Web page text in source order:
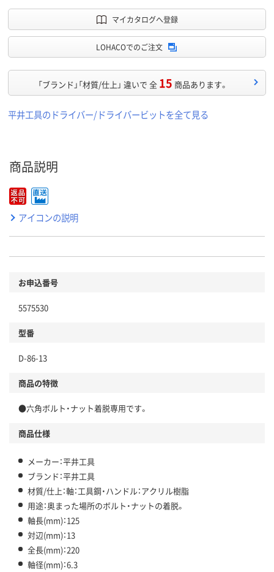
マイカタログへ登録
LOHACOでのご注文
「ブランド」「材質/仕上」 違いで 全 15 商品あります。
平井工具のドライバー/ドライバービットを全て見る
商品説明
アイコンの説明
お申込番号
5575530
型番
D-86-13
商品の特徴
●六角ボルト・ナット着脱専用です。
商品仕様
メーカー：平井工具
ブランド：平井工具
材質/仕上：軸：工具鋼・ハンドル：アクリル樹脂
用途：奥まった場所のボルト・ナットの着脱。
軸長(mm)：125
対辺(mm)：13
全長(mm)：220
軸径(mm)：6.3